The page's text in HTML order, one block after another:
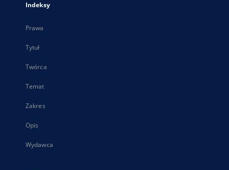
Indeksy
Prawa
Tytuł
Twórca
Temat
Zakres
Opis
Wydawca